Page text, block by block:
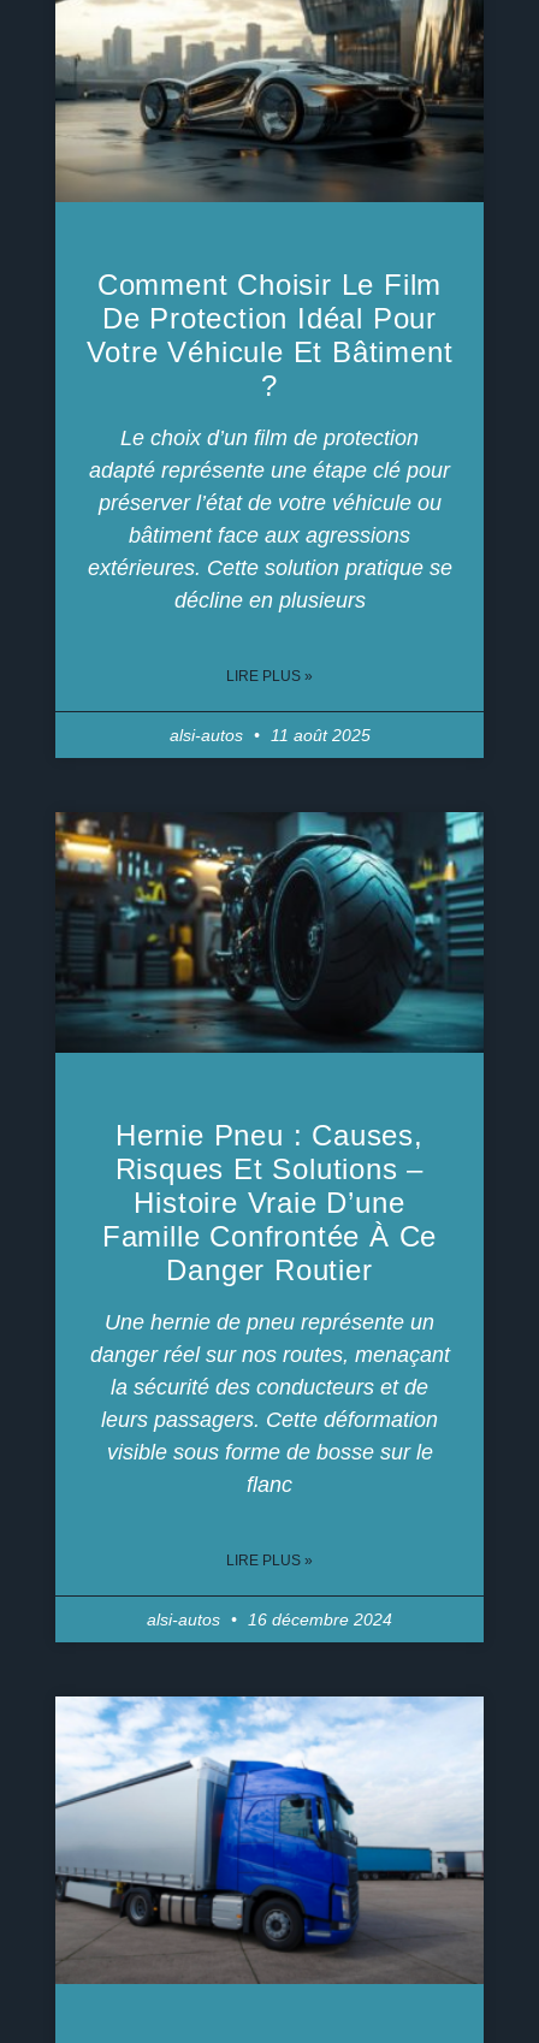
Comment Choisir Le Film
De Protection Idéal Pour
Votre Véhicule Et Bâtiment
?
Le choix d’un film de protection
adapté représente une étape clé pour
préserver l’état de votre véhicule ou
bâtiment face aux agressions
extérieures. Cette solution pratique se
décline en plusieurs
LIRE PLUS »
alsi-autos 11 août 2025
Hernie Pneu : Causes,
Risques Et Solutions –
Histoire Vraie D’une
Famille Confrontée À Ce
Danger Routier
Une hernie de pneu représente un
danger réel sur nos routes, menaçant
la sécurité des conducteurs et de
leurs passagers. Cette déformation
visible sous forme de bosse sur le
flanc
LIRE PLUS »
alsi-autos 16 décembre 2024